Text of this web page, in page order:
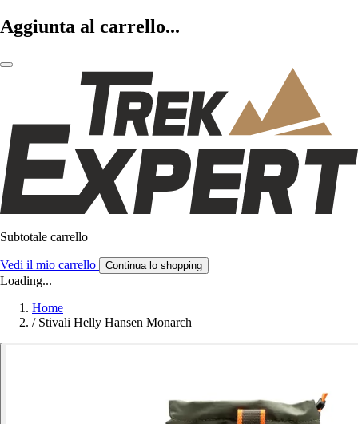
Aggiunta al carrello...
Subtotale carrello
Vedi il mio carrello Continua lo shopping
Loading...
Home
/ Stivali Helly Hansen Monarch